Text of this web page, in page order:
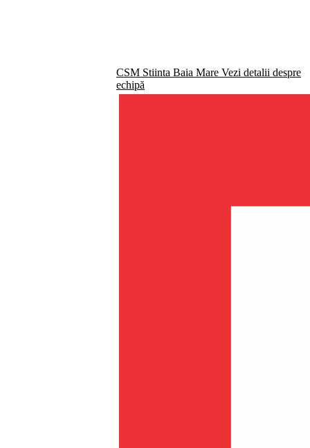
CSM Stiinta Baia Mare Vezi detalii despre
echipă